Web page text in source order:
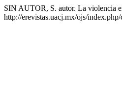
SIN AUTOR, S. autor. La violencia
http://erevistas.uacj.mx/ojs/